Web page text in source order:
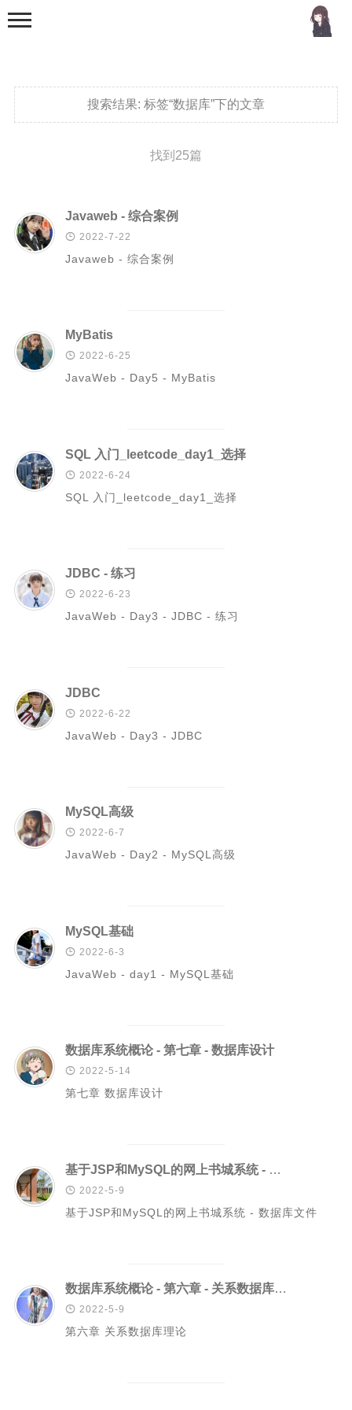
搜索结果: 标签“数据库”下的文章
找到25篇
Javaweb - 综合案例
 2022-7-22
Javaweb - 综合案例
MyBatis
 2022-6-25
JavaWeb - Day5 - MyBatis
SQL 入门_leetcode_day1_选择
 2022-6-24
SQL 入门_leetcode_day1_选择
JDBC - 练习
 2022-6-23
JavaWeb - Day3 - JDBC - 练习
JDBC
 2022-6-22
JavaWeb - Day3 - JDBC
MySQL高级
 2022-6-7
JavaWeb - Day2 - MySQL高级
MySQL基础
 2022-6-3
JavaWeb - day1 - MySQL基础
数据库系统概论 - 第七章 - 数据库设计
 2022-5-14
第七章 数据库设计
基于JSP和MySQL的网上书城系统 - 数据库文件
 2022-5-9
基于JSP和MySQL的网上书城系统 - 数据库文件
数据库系统概论 - 第六章 - 关系数据库理论
 2022-5-9
第六章 关系数据库理论
分类
Golang
Rust
数据库
操作系统
数据结构
Python
C++/C
安卓开发
Git
GIS
更多
二级页面（移动端）